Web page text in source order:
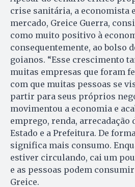
crise sanitária, a economista
mercado, Greice Guerra,
como muito positivo à
consequentemente, ao bolso
goianos. “Esse crescimento
muitas empresas que foram
com que muitas pessoas se
partir para seus próprios
movimentou a economia e
emprego, renda, arrecadação
Estado e a Prefeitura. De
significa mais consumo.
estiver circulando, cai um
e as pessoas podem
Greice.